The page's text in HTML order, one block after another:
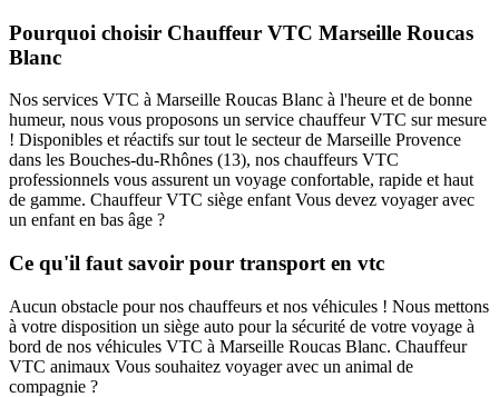
Pourquoi choisir Chauffeur VTC Marseille Roucas
Blanc
Nos services VTC à Marseille Roucas Blanc à l'heure et de bonne
humeur, nous vous proposons un service chauffeur VTC sur mesure
! Disponibles et réactifs sur tout le secteur de Marseille Provence
dans les Bouches-du-Rhônes (13), nos chauffeurs VTC
professionnels vous assurent un voyage confortable, rapide et haut
de gamme. Chauffeur VTC siège enfant Vous devez voyager avec
un enfant en bas âge ?
Ce qu'il faut savoir pour transport en vtc
Aucun obstacle pour nos chauffeurs et nos véhicules ! Nous mettons
à votre disposition un siège auto pour la sécurité de votre voyage à
bord de nos véhicules VTC à Marseille Roucas Blanc. Chauffeur
VTC animaux Vous souhaitez voyager avec un animal de
compagnie ?